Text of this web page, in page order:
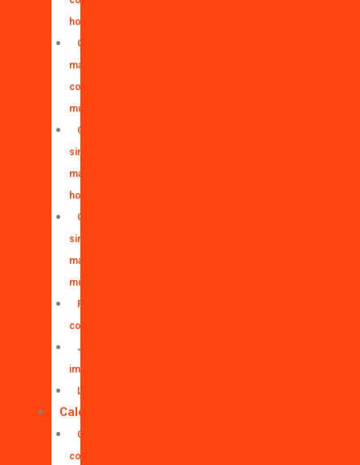
hombre
Camisetas
manga
corta
mujer
Camiseta
sin
manga
hombre
Camisetas
sin
manga
mujer
Pantalones
cortos
Jackets
impermeables
Licras
Calcetines
Calcetines
corte